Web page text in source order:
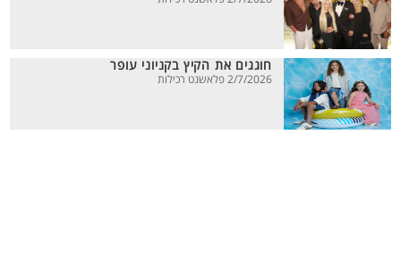
חוגגים את הקיץ בקניוני עופר
2/7/2026 פלאשנט רכילות